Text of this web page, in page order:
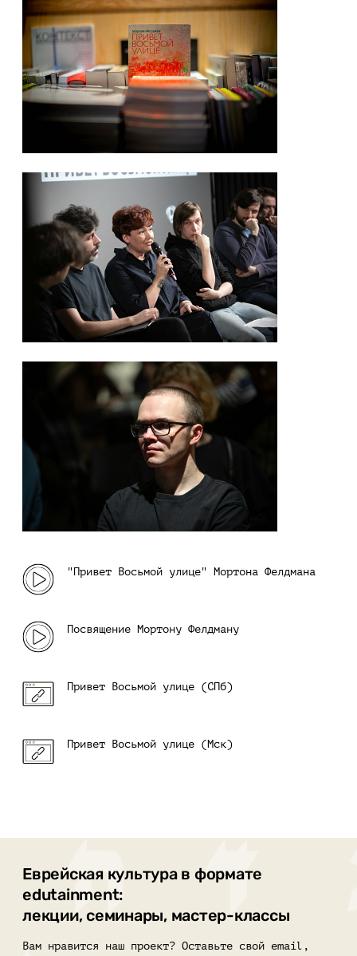
"Привет Восьмой улице" Мортона Фелдмана
Посвящение Мортону Фелдману
Привет Восьмой улице (СПб)
Привет Восьмой улице (Мск)
Еврейская культура в формате
edutainment:
лекции, семинары, мастер-классы
Вам нравится наш проект? Оставьте свой email,